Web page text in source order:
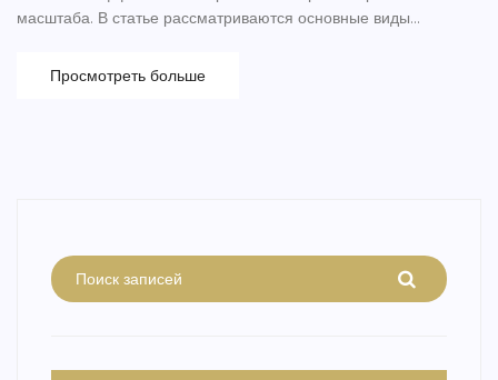
масштаба. В статье рассматриваются основные виды
завершения проектов. Узнайте, как инновационные технологии
влияют на их работу. Также будут рассмотрены советы по
Просмотреть больше